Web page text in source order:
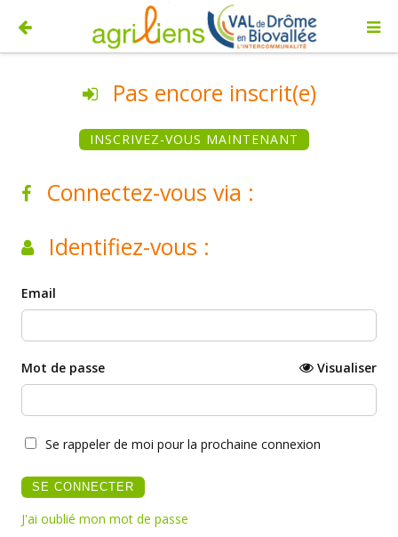
Pas encore inscrit(e)
INSCRIVEZ-VOUS MAINTENANT
Connectez-vous via :
Identifiez-vous :
Email
Mot de passe Visualiser
Se rappeler de moi pour la prochaine connexion
J'ai oublié mon mot de passe